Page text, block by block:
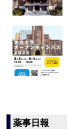
薬事日報